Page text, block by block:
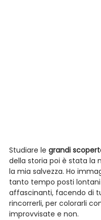
Studiare le grandi
della storia poi è stata la
la mia salvezza. Ho
tanto tempo posti
affascinanti, facendo di
rincorrerli, per colorarli
improvvisate e non.